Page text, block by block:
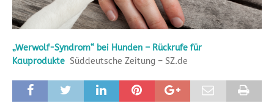
„Werwolf-Syndrom“ bei Hunden – Rückrufe für
Kauprodukte Süddeutsche Zeitung – SZ.de